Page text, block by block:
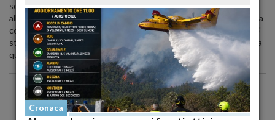
settembre. Lo ha deciso il sindaco Massimo Cialente, in seguito
all'approvazione della corrispondente delibera da parte della giunta
comunale. Il provvedimento - che avra' validita' fino al 5 ottobre - e'
stato adottato per via delle avverse condizioni meteorologiche, sia
quelle attuali che quelle previste nei prossimi giorni.
Cronaca